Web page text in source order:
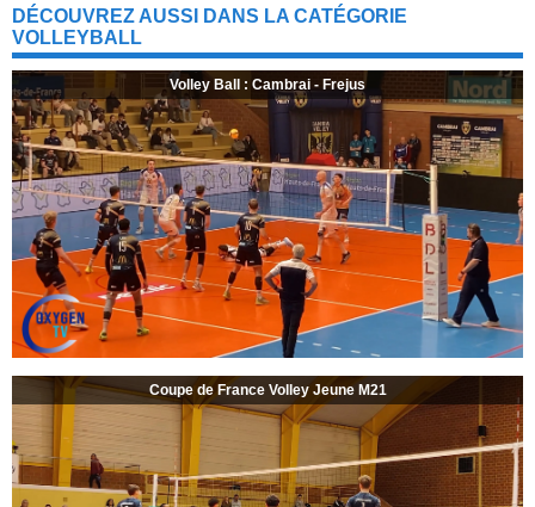
DÉCOUVREZ AUSSI DANS LA CATÉGORIE
VOLLEYBALL
Volley Ball : Cambrai - Frejus
Coupe de France Volley Jeune M21